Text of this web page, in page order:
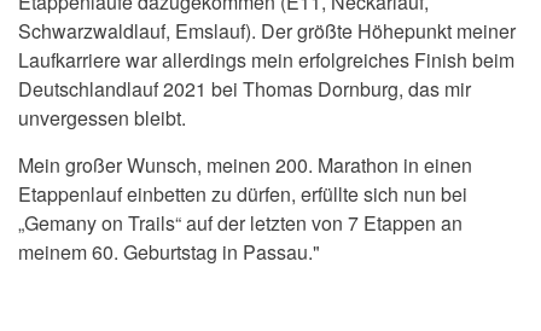
Schwarzwaldlauf, Emslauf). Der größte Höhepunkt meiner
Laufkarriere war allerdings mein erfolgreiches Finish beim
Deutschlandlauf 2021 bei Thomas Dornburg, das mir
unvergessen bleibt.
Mein großer Wunsch, meinen 200. Marathon in einen
Etappenlauf einbetten zu dürfen, erfüllte sich nun bei
„Gemany on Trails“ auf der letzten von 7 Etappen an
meinem 60. Geburtstag in Passau."